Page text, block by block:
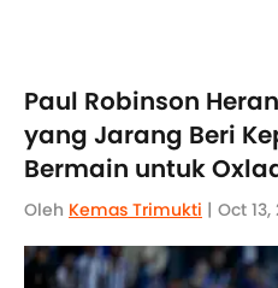
Paul Robinson
yang Jarang Beri
Bermain untuk
Oleh Kemas Trimukti | Oct 13,